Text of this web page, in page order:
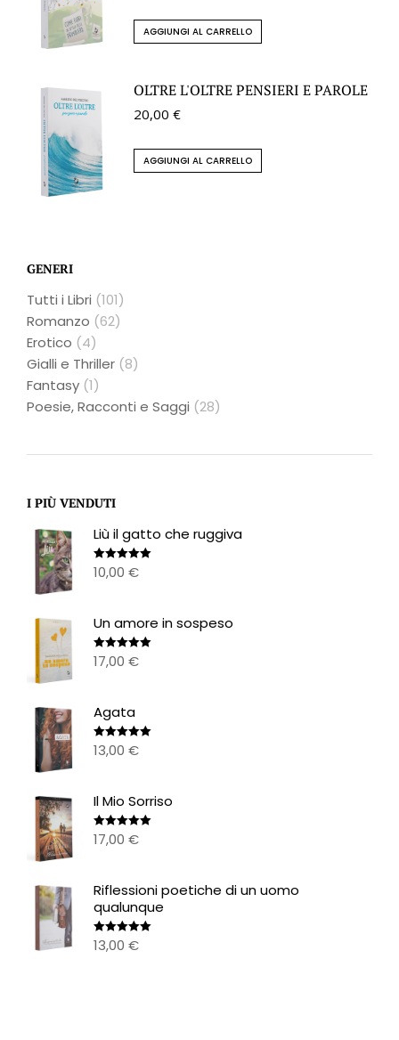
AGGIUNGI AL CARRELLO
OLTRE L'OLTRE PENSIERI E PAROLE
20,00 €
AGGIUNGI AL CARRELLO
GENERI
Tutti i Libri (101)
Romanzo (62)
Erotico (4)
Gialli e Thriller (8)
Fantasy (1)
Poesie, Racconti e Saggi (28)
I PIÙ VENDUTI
Liù il gatto che ruggiva
Valutato5.00
su 5
10,00 €
Un amore in sospeso
Valutato5.00
su 5
17,00 €
Agata
Valutato5.00
su 5
13,00 €
Il Mio Sorriso
Valutato5.00
su 5
17,00 €
Riflessioni poetiche di un uomo
qualunque
Valutato5.00
su 5
13,00 €